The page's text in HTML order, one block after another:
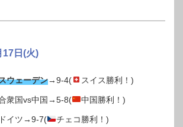
17日(火)
ウェーデン→9-4( スイス勝利！)
衆国vs中国→5-8( 中国勝利！)
イツ→9-7( チェコ勝利！)